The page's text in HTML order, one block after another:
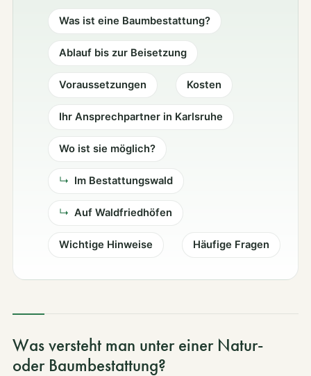
Stellenangebote
Videos
Was ist eine Baumbestattung?
Ablauf bis zur Beisetzung
Voraussetzungen Kosten
Ihr Ansprechpartner in Karlsruhe
Wo ist sie möglich?
Im Bestattungswald
Auf Waldfriedhöfen
Wichtige Hinweise Häufige Fragen
Was versteht man unter einer Natur-
oder Baumbestattung?